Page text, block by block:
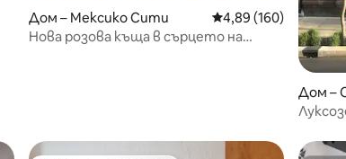
Дом – Мексико Сити Средна оценка:
4,89 (160)
Нова розова къща в сърцето на
Дом –